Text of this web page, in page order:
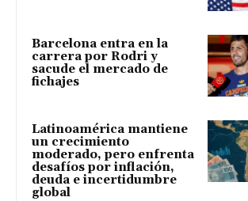
Barcelona entra en la
carrera por Rodri y
sacude el mercado de
fichajes
Latinoamérica mantiene
un crecimiento
moderado, pero enfrenta
desafíos por inflación,
deuda e incertidumbre
global